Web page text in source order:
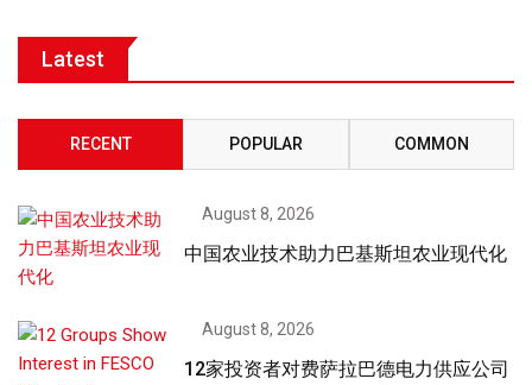
Latest
RECENT POPULAR COMMON
August 8, 2026
中国农业技术助力巴基斯坦农业现代化
August 8, 2026
12家投资者对费萨拉巴德电力供应公司